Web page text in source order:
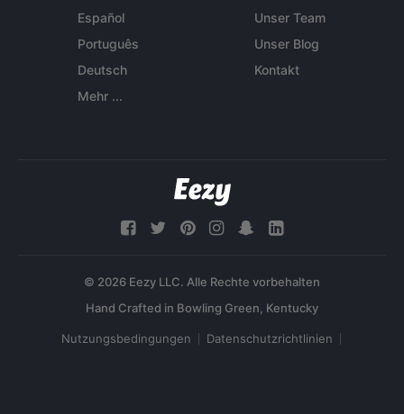
Español
Português
Deutsch
Mehr ...
Unser Team
Unser Blog
Kontakt
© 2026 Eezy LLC. Alle Rechte vorbehalten
Nutzungsbedingungen Datenschutzrichtlinien